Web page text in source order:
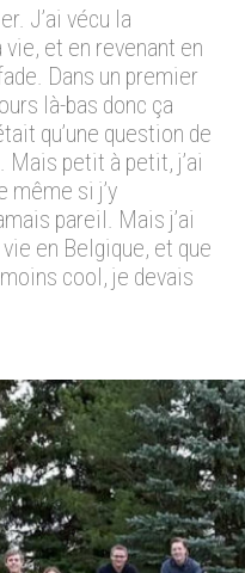
J’ai vécu la
et en revenant en
Dans un premier
là-bas donc ça
qu’une question de
Mais petit à petit, j’ai
même si j’y
pareil. Mais j’ai
en Belgique, et que
cool, je devais